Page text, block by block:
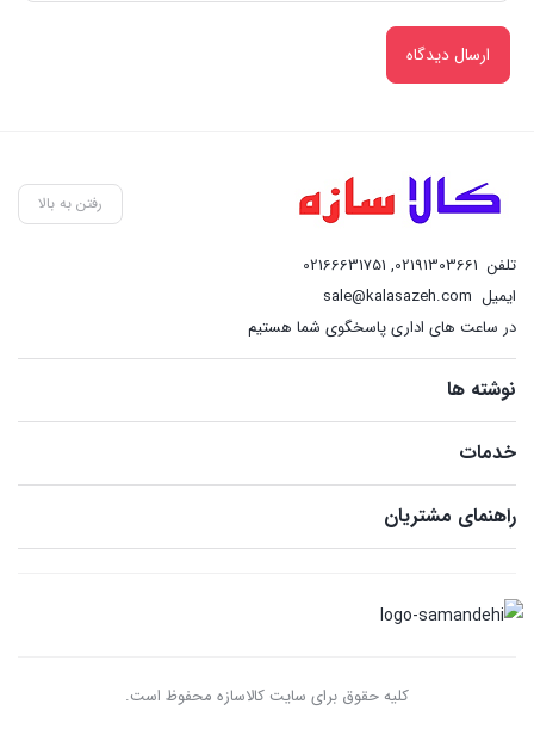
رفتن به بالا
تلفن 02191303661
,
02166631751
ایمیل sale@kalasazeh.com
در ساعت های اداری پاسخگوی شما هستیم
نوشته ها
خدمات
راهنمای مشتریان
کلیه حقوق برای سایت کالاسازه محفوظ است.